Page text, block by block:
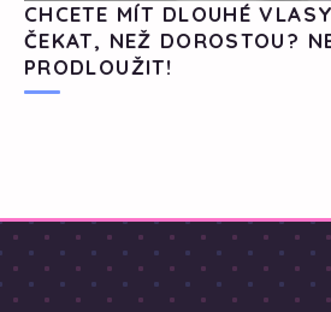
CHCETE MÍT DLOUHÉ
ČEKAT, NEŽ DOROSTOU?
PRODLOUŽIT!